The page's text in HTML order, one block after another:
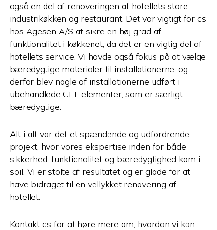
også en del af renoveringen af hotellets store
industrikøkken og restaurant. Det var vigtigt for os
hos Agesen A/S at sikre en høj grad af
funktionalitet i køkkenet, da det er en vigtig del af
hotellets service. Vi havde også fokus på at vælge
bæredygtige materialer til installationerne, og
derfor blev nogle af installationerne udført i
ubehandlede CLT-elementer, som er særligt
bæredygtige.
Alt i alt var det et spændende og udfordrende
projekt, hvor vores ekspertise inden for både
sikkerhed, funktionalitet og bæredygtighed kom i
spil. Vi er stolte af resultatet og er glade for at
have bidraget til en vellykket renovering af
hotellet.
Kontakt os for at høre mere om, hvordan vi kan